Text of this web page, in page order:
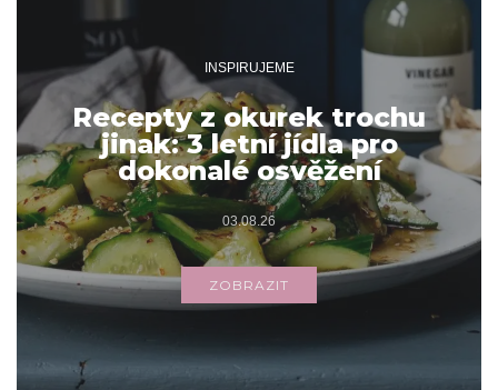
INSPIRUJEME
Recepty z okurek trochu
jinak: 3 letní jídla pro
dokonalé osvěžení
03.08.26
ZOBRAZIT